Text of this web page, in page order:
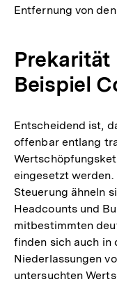
Entfernung von
Beispiel
Entscheidend ist,
offenbar entlang
eingesetzt
Steuerung ähneln
Headcounts und
mitbestimmten
finden sich auch in
Niederlassungen
untersuchten